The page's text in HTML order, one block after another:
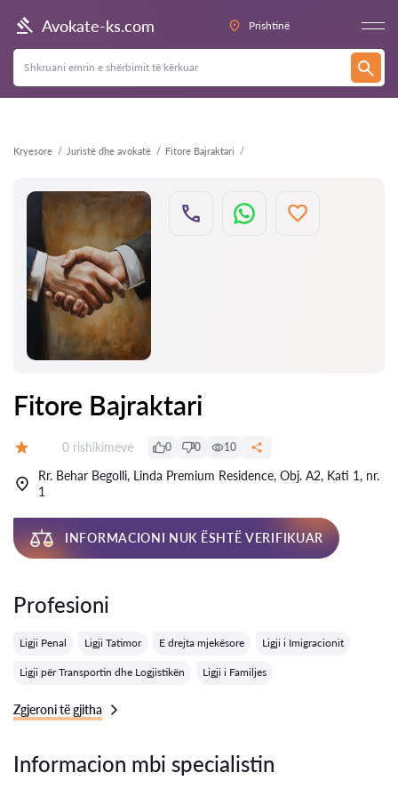
Avokate-ks.com Prishtinë
Kryesore Juristë dhe avokatë Fitore Bajraktari
Kthehu
Fitore Bajraktari
Rishikime:
0 rishikimeve 0 0 10
Rr. Behar Begolli, Linda Premium Residence, Obj. A2, Kati 1, nr.
1
INFORMACIONI NUK ËSHTË VERIFIKUAR
Profesioni
Ligji Penal Ligji Tatimor E drejta mjekësore Ligji i Imigracionit
Ligji për Transportin dhe Logjistikën Ligji i Familjes
Zgjeroni të gjitha
Informacion mbi specialistin